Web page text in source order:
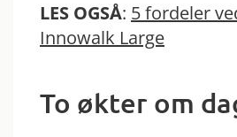
LES OGSÅ: 5 fordeler
Innowalk Large
To økter om